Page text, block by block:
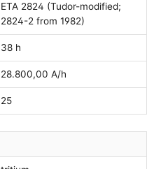
ETA 2824 (Tudor-modified;
2824-2 from 1982)
38 h
28.800,00 A/h
25